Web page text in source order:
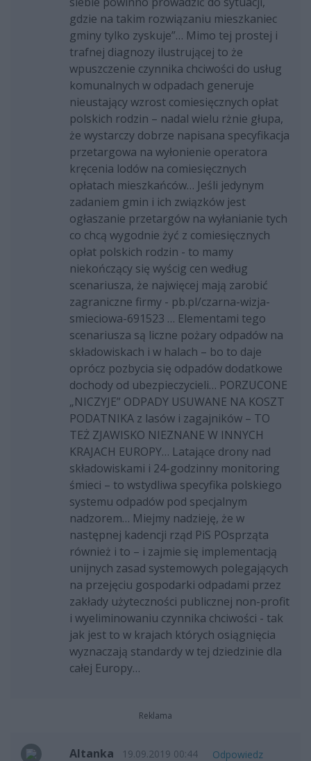
gdzie na takim rozwiązaniu mieszkaniec
gminy tylko zyskuje”… Mimo tej prostej i
trafnej diagnozy ilustrującej to że
wpuszczenie czynnika chciwości do usług
komunalnych w odpadach generuje
nieustający wzrost comiesięcznych opłat
polskich rodzin – nadal wielu rżnie głupa,
że wystarczy dobrze napisana specyfikacja
przetargowa na wyłonienie operatora
kręcenia lodów na comiesięcznych
opłatach mieszkańców… Jeśli jedynym
zadaniem gmin i ich związków jest
ogłaszanie przetargów na wyłanianie tych
co chcą wygodnie żyć z comiesięcznych
opłat polskich rodzin - to mamy
niekończący się wyścig cen według
scenariusza, że najwięcej mają zarobić
zagraniczne firmy - pb.pl/czarna-wizja-
smieciowa-691523 … Elementami tego
scenariusza są liczne pożary odpadów na
składowiskach i w halach – bo to daje
oprócz pozbycia się odpadów dodatkowe
dochody od ubezpieczycieli… PORZUCONE
„NICZYJE” ODPADY USUWANE NA KOSZT
PODATNIKA z lasów i zagajników – TO
TEŻ ZJAWISKO NIEZNANE W INNYCH
KRAJACH EUROPY… Latające drony nad
składowiskami i 24-godzinny monitoring
śmieci – to wstydliwa specyfika polskiego
systemu odpadów pod specjalnym
nadzorem… Miejmy nadzieję, że w
następnej kadencji rząd PiS POsprząta
również i to – i zajmie się implementacją
unijnych zasad systemowych polegających
na przejęciu gospodarki odpadami przez
zakłady użyteczności publicznej non-profit
i wyeliminowaniu czynnika chciwości - tak
jak jest to w krajach których osiągnięcia
wyznaczają standardy w tej dziedzinie dla
całej Europy…
Reklama
Altanka 19.09.2019 00:44 Odpowiedz